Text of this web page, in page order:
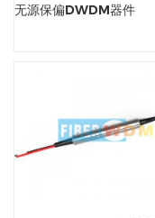
无源保偏DWDM器件